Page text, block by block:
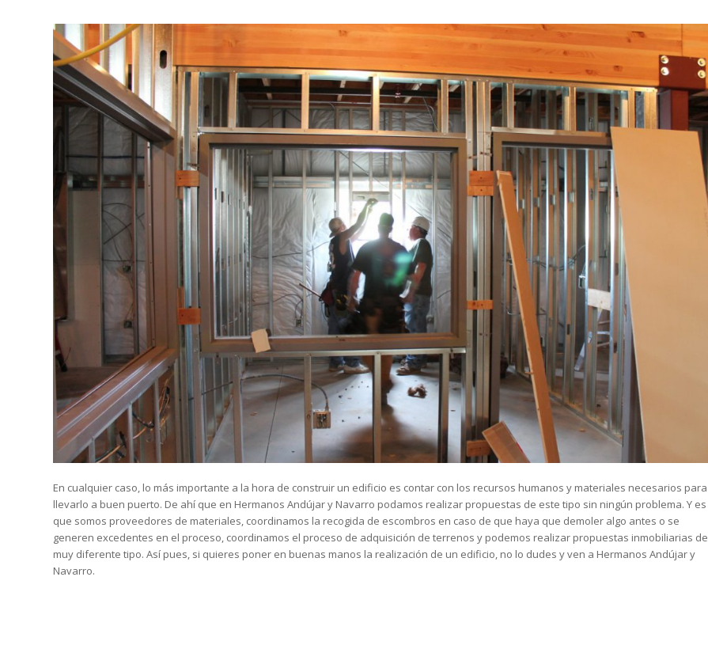
En cualquier caso, lo más importante a la hora de construir un edificio es contar con los recursos humanos y materiales necesarios para
llevarlo a buen puerto. De ahí que en Hermanos Andújar y Navarro podamos realizar propuestas de este tipo sin ningún problema. Y es
que somos proveedores de materiales, coordinamos la recogida de escombros en caso de que haya que demoler algo antes o se
generen excedentes en el proceso, coordinamos el proceso de adquisición de terrenos y podemos realizar propuestas inmobiliarias de
muy diferente tipo. Así pues, si quieres poner en buenas manos la realización de un edificio, no lo dudes y ven a Hermanos Andújar y
Navarro.